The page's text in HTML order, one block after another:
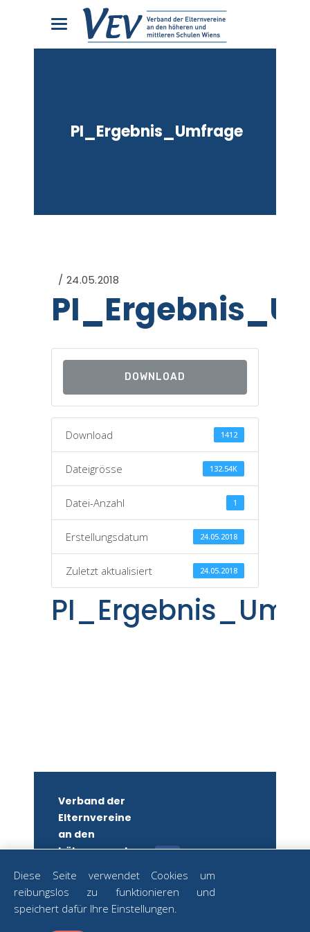
PI_Ergebnis_Umfrage
24.05.2018
DOWNLOAD
Download 1412
Dateigrösse 132.54K
Datei-Anzahl 1
Erstellungsdatum 24.05.2018
Zuletzt aktualisiert 24.05.2018
Verband der
Elternvereine
an den
höheren und
Diese Seite verwendet Cookies um
reibungslos zu funktionieren und
speichert dafür Ihre Einstellungen.